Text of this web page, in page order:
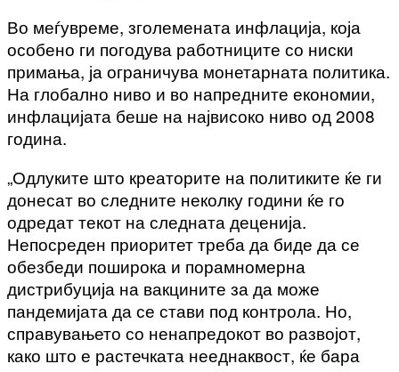
Во меѓувреме, зголемената инфлација, која
особено ги погодува работниците со ниски
примања, ја ограничува монетарната политика.
На глобално ниво и во напредните економии,
инфлацијата беше на највисоко ниво од 2008
година.
„Одлуките што креаторите на политиките ќе ги
донесат во следните неколку години ќе го
одредат текот на следната деценија.
Непосреден приоритет треба да биде да се
обезбеди поширока и порамномерна
дистрибуција на вакцините за да може
пандемијата да се стави под контрола. Но,
справувањето со ненапредокот во развојот,
како што е растечката нееднаквост, ќе бара